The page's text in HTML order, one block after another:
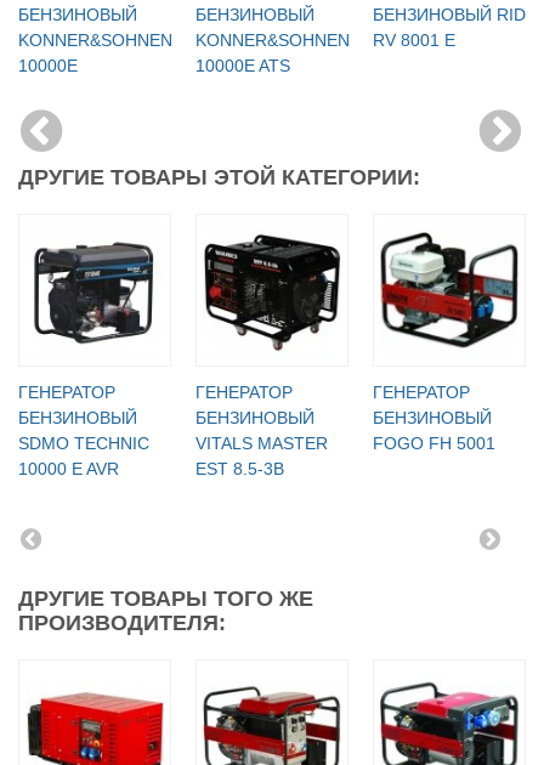
БЕНЗИНОВЫЙ
KONNER&SOHNEN
10000E
БЕНЗИНОВЫЙ
KONNER&SOHNEN
10000E ATS
БЕНЗИНОВЫЙ RID
RV 8001 E
ДРУГИЕ ТОВАРЫ ЭТОЙ КАТЕГОРИИ:
ГЕНЕРАТОР
БЕНЗИНОВЫЙ
SDMO TECHNIC
10000 E AVR
ГЕНЕРАТОР
БЕНЗИНОВЫЙ
VITALS MASTER
EST 8.5-3B
ГЕНЕРАТОР
БЕНЗИНОВЫЙ
FOGO FH 5001
ДРУГИЕ ТОВАРЫ ТОГО ЖЕ
ПРОИЗВОДИТЕЛЯ: